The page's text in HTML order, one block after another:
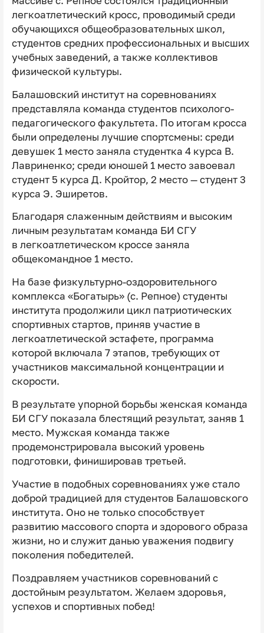
легкоатлетический кросс, проводимый среди
обучающихся общеобразовательных школ,
студентов средних профессиональных и высших
учебных заведений, а также коллективов
физической культуры.
Балашовский институт на соревнованиях
представляла команда студентов психолого-
педагогического факультета. По итогам кросса
были определены лучшие спортсмены: среди
девушек 1 место заняла студентка 4 курса В.
Лавриненко; среди юношей 1 место завоевал
студент 5 курса Д. Кройтор, 2 место — студент 3
курса Э. Эширетов.
Благодаря слаженным действиям и высоким
личным результатам команда БИ СГУ
в легкоатлетическом кроссе заняла
общекомандное 1 место.
На базе физкультурно-оздоровительного
комплекса «Богатырь» (с. Репное) студенты
института продолжили цикл патриотических
спортивных стартов, приняв участие в
легкоатлетической эстафете, программа
которой включала 7 этапов, требующих от
участников максимальной концентрации и
скорости.
В результате упорной борьбы женская команда
БИ СГУ показала блестящий результат, заняв 1
место. Мужская команда также
продемонстрировала высокий уровень
подготовки, финишировав третьей.
Участие в подобных соревнованиях уже стало
доброй традицией для студентов Балашовского
института. Оно не только способствует
развитию массового спорта и здорового образа
жизни, но и служит данью уважения подвигу
поколения победителей.
Поздравляем участников соревнований с
достойным результатом. Желаем здоровья,
успехов и спортивных побед!